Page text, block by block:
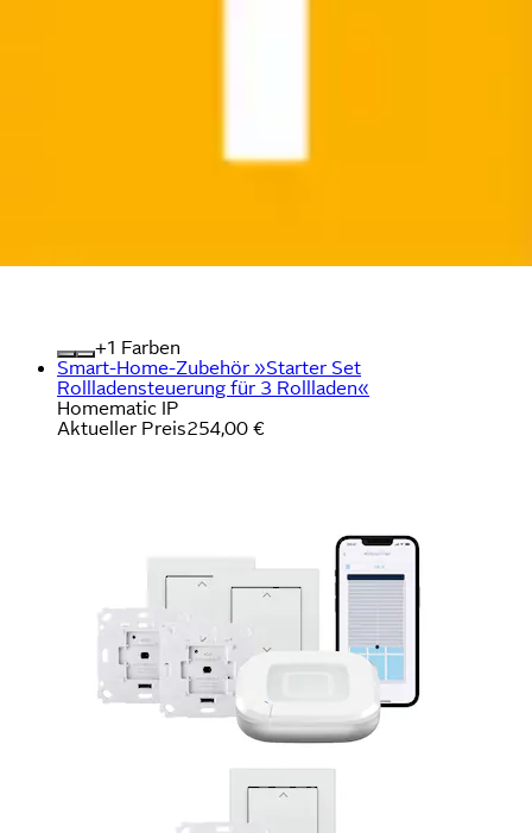
+
Farben
Smart-Home-Zubehör »Starter Set
Rollladensteuerung für 3 Rollladen«
Homematic IP
Aktueller Preis254,00 €